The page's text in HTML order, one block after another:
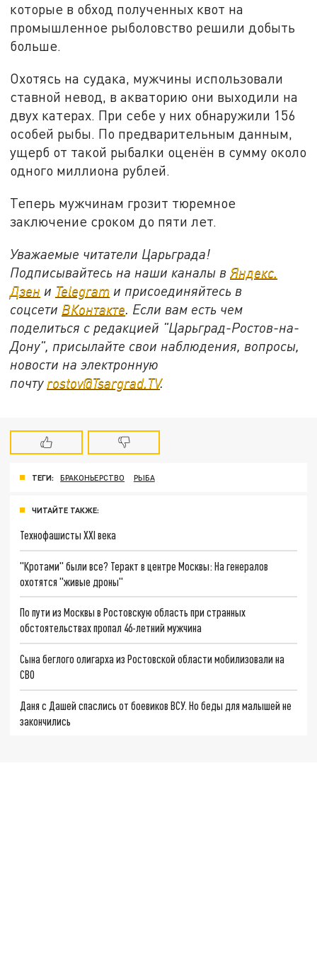
которые в обход полученных квот на
промышленное рыболовство решили добыть
больше.
Охотясь на судака, мужчины использовали
ставной невод, в акваторию они выходили на
двух катерах. При себе у них обнаружили 156
особей рыбы. По предварительным данным,
ущерб от такой рыбалки оценён в сумму около
одного миллиона рублей.
Теперь мужчинам грозит тюремное
заключение сроком до пяти лет.
Уважаемые читатели Царьграда!
Подписывайтесь на наши каналы в Яндекс.
Дзен и Telegram и присоединяйтесь в
соцсети ВКонтакте . Если вам есть чем
поделиться с редакцией "Царьград-Ростов-на-
Дону", присылайте свои наблюдения, вопросы,
новости на электронную
почту rostov@Tsargrad.ТV.
ТЕГИ: БРАКОНЬЕРСТВО РЫБА
ЧИТАЙТЕ ТАКЖЕ:
Технофашисты XXI века
"Кротами" были все? Теракт в центре Москвы: На генералов
охотятся "живые дроны"
По пути из Москвы в Ростовскую область при странных
обстоятельствах пропал 46-летний мужчина
Сына беглого олигарха из Ростовской области мобилизовали на
СВО
Даня с Дашей спаслись от боевиков ВСУ. Но беды для малышей не
закончились